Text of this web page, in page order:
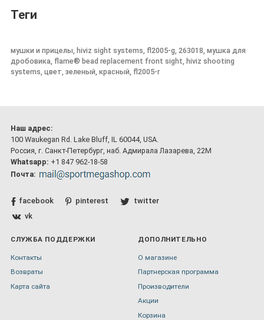
Теги
мушки и прицелы, hiviz sight systems, fl2005-g, 263018, мушка для
дробовика, flame® bead replacement front sight, hiviz shooting
systems, цвет, зеленый, красный, fl2005-r
Наш адрес:
100 Waukegan Rd. Lake Bluff, IL 60044, USA.
Россия, г. Санкт-Петербург, наб. Адмирала Лазарева, 22М
Whatsapp: +1 847 962-18-58
Почта:
facebook pinterest
twitter
vk
СЛУЖБА ПОДДЕРЖКИ
Контакты
Возвраты
Карта сайта
ДОПОЛНИТЕЛЬНО
О магазине
Партнерская программа
Производители
Акции
Корзина